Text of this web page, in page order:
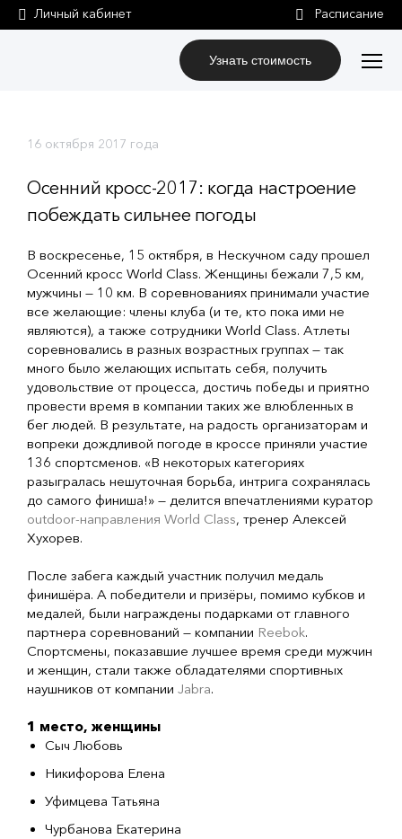
Личный кабинет
Узнать стоимость
16 октября 2017 года
Осенний кросс-2017: когда настроение
побеждать сильнее погоды
В воскресенье, 15 октября, в Нескучном саду прошел
Осенний кросс World Class. Женщины бежали 7,5 км,
мужчины — 10 км. В соревнованиях принимали участие
все желающие: члены клуба (и те, кто пока ими не
являются), а также сотрудники World Class. Атлеты
соревновались в разных возрастных группах — так
много было желающих испытать себя, получить
удовольствие от процесса, достичь победы и приятно
провести время в компании таких же влюбленных в
бег людей. В результате, на радость организаторам и
вопреки дождливой погоде в кроссе приняли участие
136 спортсменов. «В некоторых категориях
разыгралась нешуточная борьба, интрига сохранялась
до самого финиша!» — делится впечатлениями куратор
outdoor-направления World Class, тренер Алексей
Хухорев.
После забега каждый участник получил медаль
финишёра. А победители и призёры, помимо кубков и
медалей, были награждены подарками от главного
партнера соревнований — компании Reebok.
Спортсмены, показавшие лучшее время среди мужчин
и женщин, стали также обладателями спортивных
наушников от компании Jabra.
1 место, женщины
Сыч Любовь
Никифорова Елена
Уфимцева Татьяна
Чурбанова Екатерина